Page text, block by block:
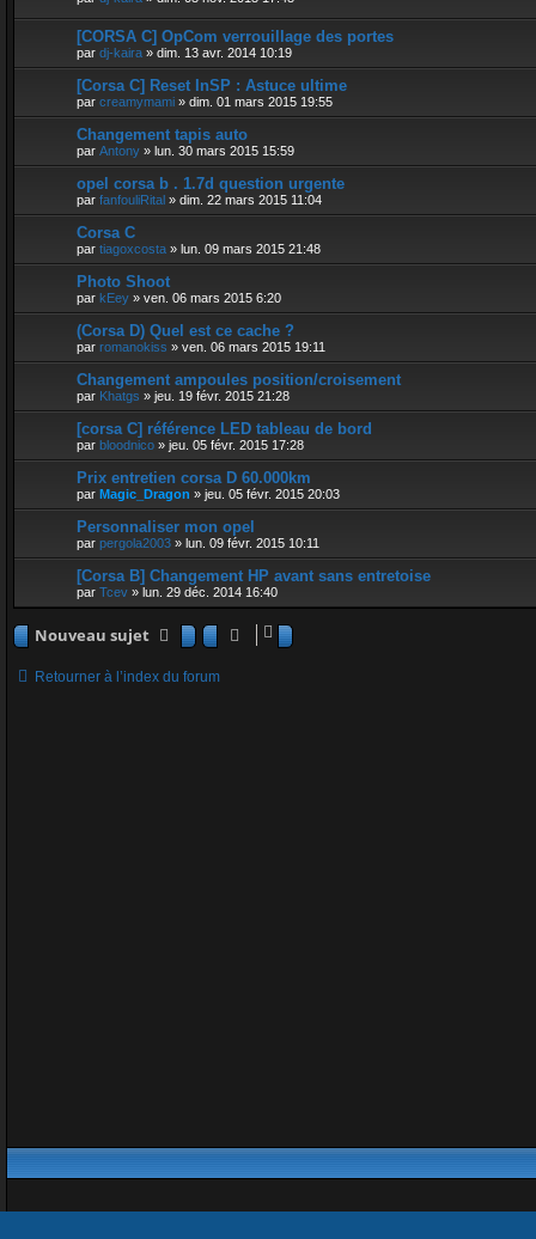
[CORSA C] OpCom verrouillage des portes
par dj-kaira » dim. 13 avr. 2014 10:19
[Corsa C] Reset InSP : Astuce ultime
par creamymami » dim. 01 mars 2015 19:55
Changement tapis auto
par Antony » lun. 30 mars 2015 15:59
opel corsa b . 1.7d question urgente
par fanfouliRital » dim. 22 mars 2015 11:04
Corsa C
par tiagoxcosta » lun. 09 mars 2015 21:48
Photo Shoot
par kEey » ven. 06 mars 2015 6:20
(Corsa D) Quel est ce cache ?
par romanokiss » ven. 06 mars 2015 19:11
Changement ampoules position/croisement
par Khatgs » jeu. 19 févr. 2015 21:28
[corsa C] référence LED tableau de bord
par bloodnico » jeu. 05 févr. 2015 17:28
Prix entretien corsa D 60.000km
par Magic_Dragon » jeu. 05 févr. 2015 20:03
Personnaliser mon opel
par pergola2003 » lun. 09 févr. 2015 10:11
[Corsa B] Changement HP avant sans entretoise
par Tcev » lun. 29 déc. 2014 16:40
Nouveau sujet
Retourner à l’index du forum